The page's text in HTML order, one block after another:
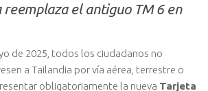
reemplaza el antiguo TM 6 en
de 2025, todos los ciudadanos no
a Tailandia por vía aérea, terrestre o
obligatoriamente la nueva Tarjeta